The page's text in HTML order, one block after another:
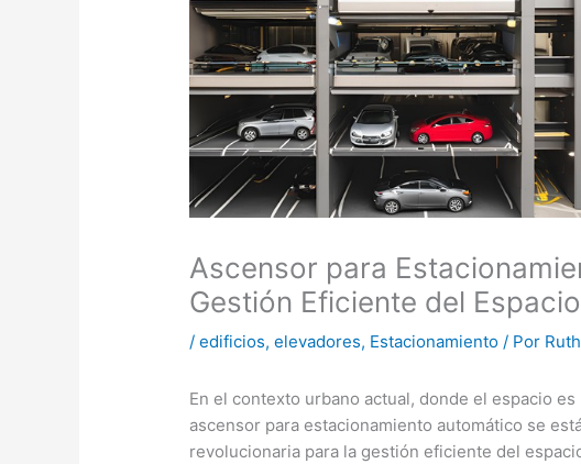
Ascensor para
Gestión Eficiente del
/edificios,elevadores, Estacionamiento / Por
En el contexto urbano actual, donde el espacio
ascensor para estacionamiento automático se
revolucionaria para la gestión eficiente del